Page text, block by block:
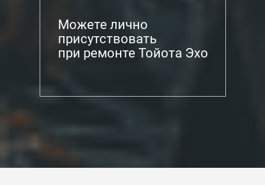
Можете лично
присутствовать
при ремонте Тойота Эхо